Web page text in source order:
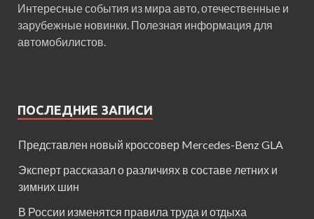
Интересные события из мира авто, отечественные и
зарубежные новинки. Полезная информация для
автомобилистов.
ПОСЛЕДНИЕ ЗАПИСИ
Представлен новый кроссовер Mercedes-Benz GLA
Эксперт рассказал о различиях в составе летних и
зимних шин
В России изменятся правила труда и отдыха